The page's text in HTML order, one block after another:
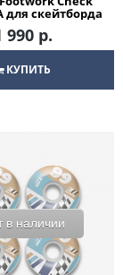
для скейтборда
990 р.
КУПИТЬ
в наличии